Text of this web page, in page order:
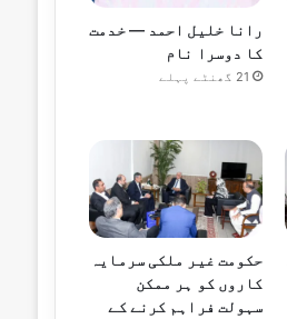
رانا خلیل احمد — خدمت
کا دوسرا نام
21 گھنٹے پہلے
حکومت غیر ملکی سرمایہ
کاروں کو ہر ممکن
سہولت فراہم کرنے کے